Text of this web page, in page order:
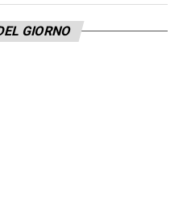
affrontare il
umiltà e lavorare
GIORNO